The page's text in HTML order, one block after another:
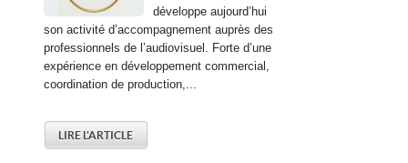
développe aujourd’hui
son activité d’accompagnement auprès des
professionnels de l’audiovisuel. Forte d’une
expérience en développement commercial,
coordination de production,...
LIRE L'ARTICLE